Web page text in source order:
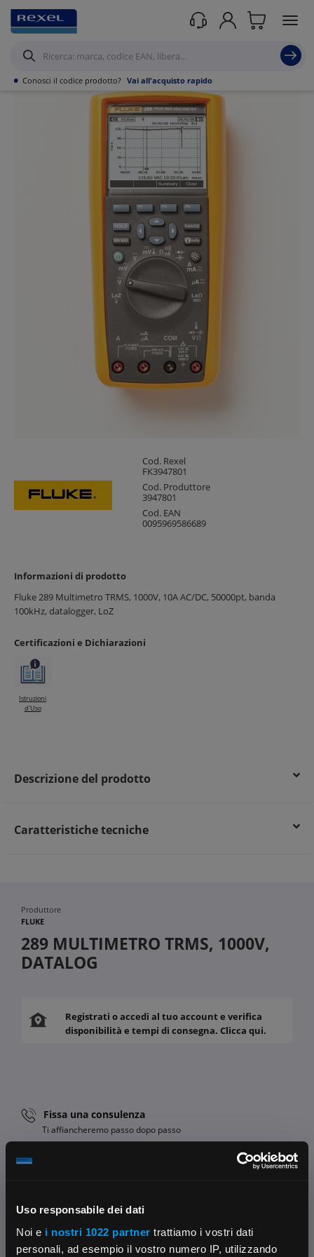
Uso responsabile dei dati
Noi e i nostri 1022 partner trattiamo i vostri dati
personali, ad esempio il vostro numero IP, utilizzando
• Conosci il codice prodotto? Vai all'acquisto rapido
Prodotti /Utensili / Multimetri/
Cod. Rexel
FK3947801
Cod. Produttore
3947801
Cod. EAN
0095969586689
Informazioni di prodotto
Fluke 289 Multimetro TRMS, 1000V, 10A AC/DC, 50000pt, banda
100kHz, datalogger, LoZ
Certificazioni e Dichiarazioni
Istruzioni
d'Uso
Descrizione del prodotto
Caratteristiche tecniche
Produttore
FLUKE
289 MULTIMETRO TRMS, 1000V,
DATALOG
Registrati o accedi al tuo account e verifica
disponibilità e tempi di consegna. Clicca qui.
Fissa una consulenza
Ti affiancheremo passo dopo passo
Condividi: